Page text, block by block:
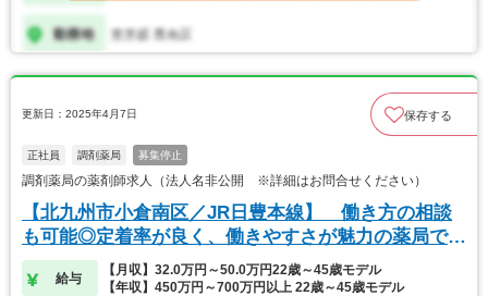
更新日：2025年4月7日 保存する
正社員 調剤薬局 募集停止
調剤薬局の薬剤師求人（法人名非公開 ※詳細はお問合せください）
【北九州市小倉南区／JR日豊本線】 働き方の相談
も可能◎定着率が良く、働きやすさが魅力の薬局で
す！
給与
【月収】32.0万円～50.0万円22歳～45歳モデル
【年収】450万円～700万円以上 22歳～45歳モデル